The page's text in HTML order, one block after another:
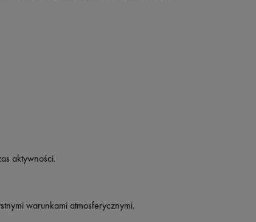
aktywności.
warunkami atmosferycznymi.